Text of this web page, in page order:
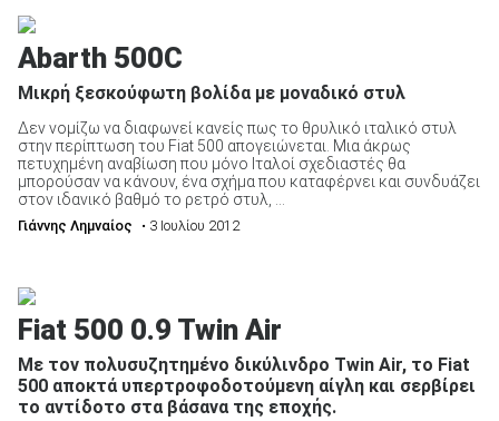
ΑΝΑΖΗΤΗΣΗ
ΑΝΑΖΗΤΗΣΗ
Abarth 500C
Μικρή ξεσκούφωτη βολίδα με μοναδικό στυλ
Δεν νομίζω να διαφωνεί κανείς πως το θρυλικό ιταλικό στυλ
στην περίπτωση του Fiat 500 απογειώνεται. Μια άκρως
πετυχημένη αναβίωση που μόνο Ιταλοί σχεδιαστές θα
μπορούσαν να κάνουν, ένα σχήμα που καταφέρνει και συνδυάζει
στον ιδανικό βαθμό το ρετρό στυλ, ...
Γιάννης Λημναίος • 3 Ιουλίου 2012
Fiat 500 0.9 Twin Air
Με τον πολυσυζητημένο δικύλινδρο Twin Air, το Fiat
500 αποκτά υπερτροφοδοτούμενη αίγλη και σερβίρει
το αντίδοτο στα βάσανα της εποχής.